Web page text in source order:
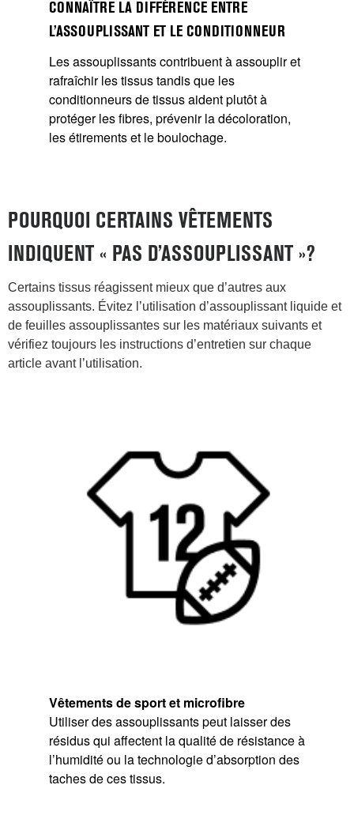
CONNAÎTRE LA DIFFÉRENCE ENTRE
L’ASSOUPLISSANT ET LE CONDITIONNEUR
Les assouplissants contribuent à assouplir et
rafraîchir les tissus tandis que les
conditionneurs de tissus aident plutôt à
protéger les fibres, prévenir la décoloration,
les étirements et le boulochage.
POURQUOI CERTAINS VÊTEMENTS
INDIQUENT « PAS D’ASSOUPLISSANT »?
Certains tissus réagissent mieux que d’autres aux
assouplissants. Évitez l’utilisation d’assouplissant liquide et
de feuilles assouplissantes sur les matériaux suivants et
vérifiez toujours les instructions d’entretien sur chaque
article avant l’utilisation.
Vêtements de sport et microfibre
Utiliser des assouplissants peut laisser des
résidus qui affectent la qualité de résistance à
l’humidité ou la technologie d’absorption des
taches de ces tissus.